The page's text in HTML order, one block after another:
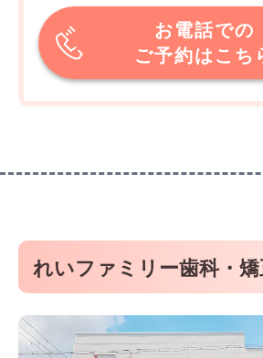
お電話での
ご予約はこち
れいファミリー歯科・